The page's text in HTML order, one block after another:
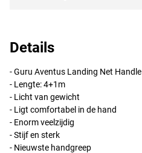
Details
- Guru Aventus Landing Net Handle
- Lengte: 4+1m
- Licht van gewicht
- Ligt comfortabel in de hand
- Enorm veelzijdig
- Stijf en sterk
- Nieuwste handgreep